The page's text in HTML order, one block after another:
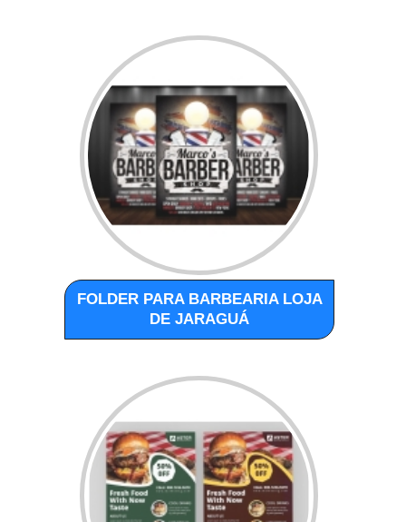
FOLDER PARA BARBEARIA LOJA
DE JARAGUÁ